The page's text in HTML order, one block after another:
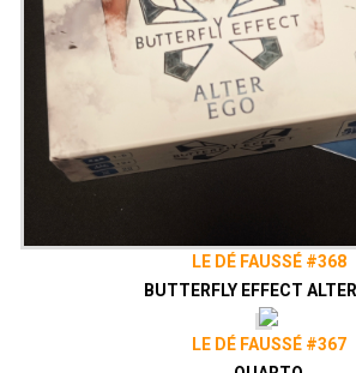
LE DÉ FAUSSÉ #368
BUTTERFLY EFFECT
LE DÉ FAUSSÉ #367